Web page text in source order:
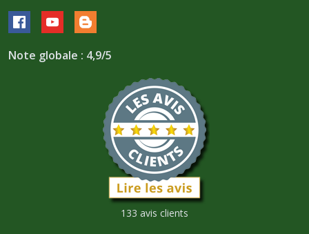
Note globale : 4,9/5
133 avis clients